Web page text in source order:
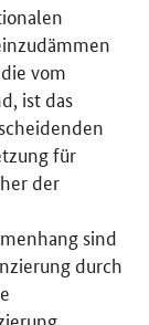
vom
ist das
für
der
sind
durch